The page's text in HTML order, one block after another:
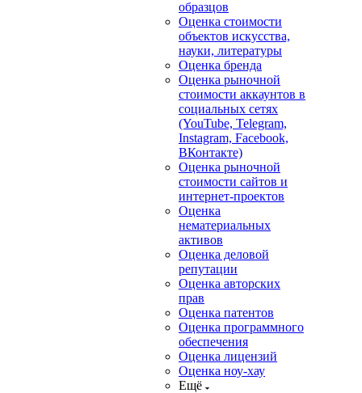
образцов
Оценка стоимости
объектов искусства,
науки, литературы
Оценка бренда
Оценка рыночной
стоимости аккаунтов в
социальных сетях
(YouTube, Telegram,
Instagram, Facebook,
ВКонтакте)
Оценка рыночной
стоимости сайтов и
интернет-проектов
Оценка
нематериальных
активов
Оценка деловой
репутации
Оценка авторских
прав
Оценка патентов
Оценка программного
обеспечения
Оценка лицензий
Оценка ноу-хау
Ещё